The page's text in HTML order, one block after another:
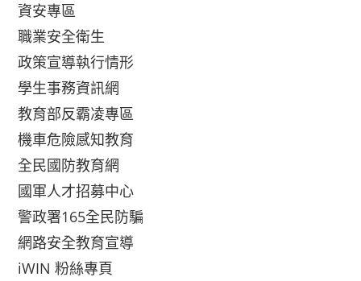
資安專區
職業安全衛生
政策宣導執行情形
學生事務資訊網
教育部反霸凌專區
機車危險感知教育
全民國防教育網
國軍人才招募中心
警政署165全民防騙
網路安全教育宣導
iWIN 粉絲專頁